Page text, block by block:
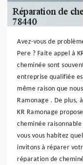
Avez-vous de
Pere ? Faite appel à
cheminée sont
entreprise qualifiée
même raison que
Ramonage . De plus,
KR Ramonage
cheminée
vous vous habitez
invitons à réparer
réparation de